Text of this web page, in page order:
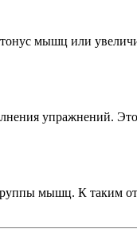
мышц или
упражнений.
мышц. К таким